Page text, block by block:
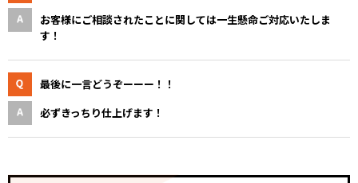
お客様にご相談されたことに関しては一生懸命ご対応いたしま
す！
最後に一言どうぞーーー！！
必ずきっちり仕上げます！